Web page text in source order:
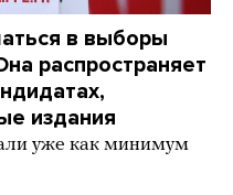
в выборы
распространяет
издания
уже как минимум